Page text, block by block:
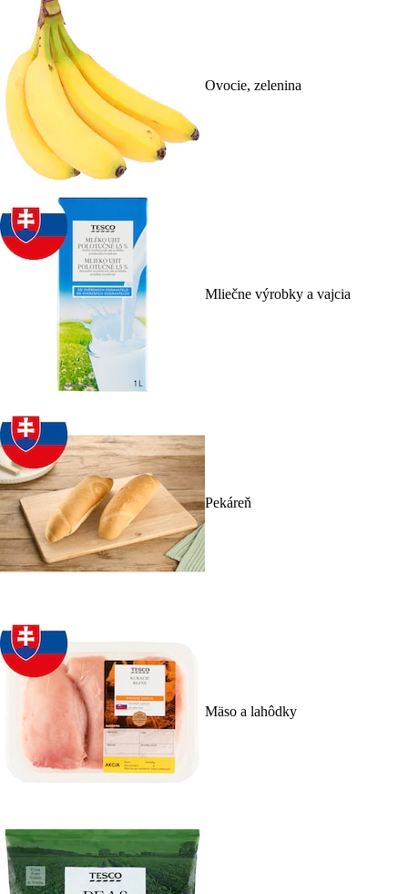
Ovocie, zelenina
Mliečne výrobky a vajcia
Pekáreň
Mäso a lahôdky